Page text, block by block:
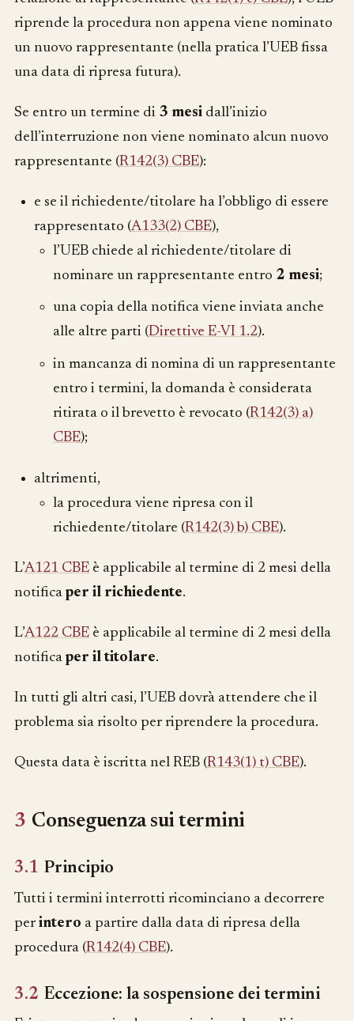
riprende la procedura non appena viene nominato
un nuovo rappresentante (nella pratica l’UEB fissa
una data di ripresa futura).
Se entro un termine di 3 mesi dall’inizio
dell’interruzione non viene nominato alcun nuovo
rappresentante (R142(3) CBE):
e se il richiedente/titolare ha l’obbligo di essere
rappresentato (A133(2) CBE),
l’UEB chiede al richiedente/titolare di
nominare un rappresentante entro 2 mesi;
una copia della notifica viene inviata anche
alle altre parti (Direttive E-VI 1.2).
in mancanza di nomina di un rappresentante
entro i termini, la domanda è considerata
ritirata o il brevetto è revocato (R142(3) a)
CBE);
altrimenti,
la procedura viene ripresa con il
richiedente/titolare (R142(3) b) CBE).
L’A121 CBE è applicabile al termine di 2 mesi della
notificaper il richiedente.
L’A122 CBE è applicabile al termine di 2 mesi della
notificaper il titolare.
In tutti gli altri casi, l’UEB dovrà attendere che il
problema sia risolto per riprendere la procedura.
Questa data è iscritta nel REB (R143(1) t) CBE).
3 Conseguenza sui termini
3.1 Principio
Tutti i termini interrotti ricominciano a decorrere
perintero a partire dalla data di ripresa della
procedura (R142(4) CBE).
3.2 Eccezione: la sospensione dei termini